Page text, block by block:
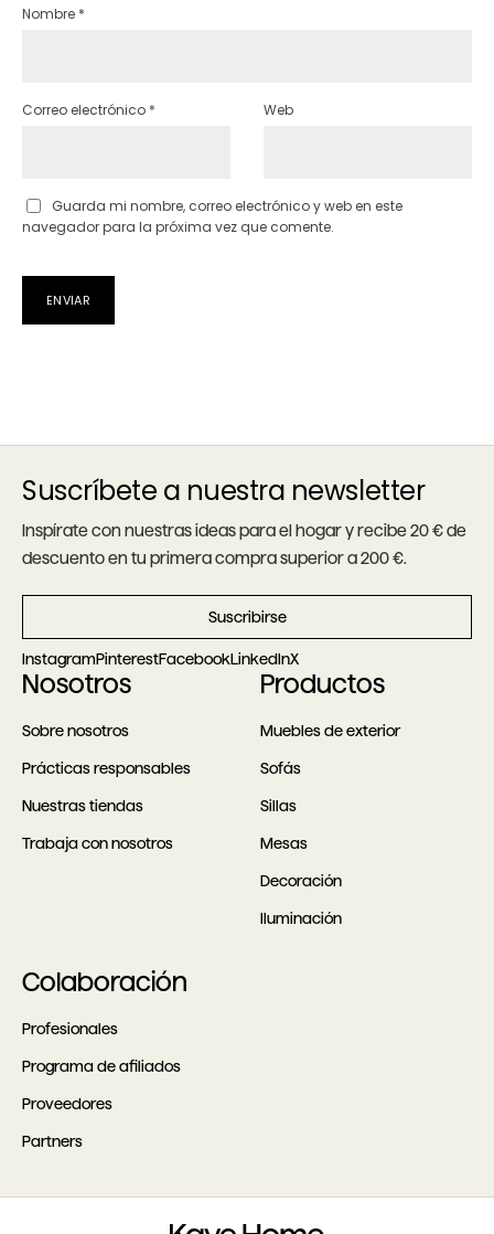
Nombre *
Correo electrónico * Web
Guarda mi nombre, correo electrónico y web en este
navegador para la próxima vez que comente.
Suscríbete a nuestra newsletter
Inspírate con nuestras ideas para el hogar y recibe 20 € de
descuento en tu primera compra superior a 200 €.
Suscribirse
InstagramPinterestFacebookLinkedInX
Nosotros
Sobre nosotros
Prácticas responsables
Nuestras tiendas
Trabaja con nosotros
Productos
Muebles de exterior
Sofás
Sillas
Mesas
Decoración
Iluminación
Colaboración
Profesionales
Programa de afiliados
Proveedores
Partners